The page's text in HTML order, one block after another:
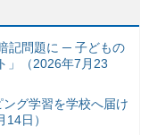
記問題に ─ 子どもの
」（2026年7月23
グ学習を学校へ届け
日）